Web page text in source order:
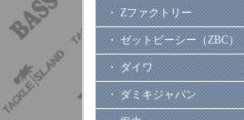
・ Zファクトリー
・ ゼットビーシー（ZBC）
・ ダイワ
・ ダミキジャパン